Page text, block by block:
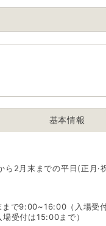
り・市営物聞駐車場【
5台、普通車70台】渋川
川市伊香保町伊香保94-2
新の内容はご利用前にご自
ます。正しい金額はご利
基本情報
ら2月末までの平日(正月
まで9:00~16:00（入場受
受付は15:00まで）